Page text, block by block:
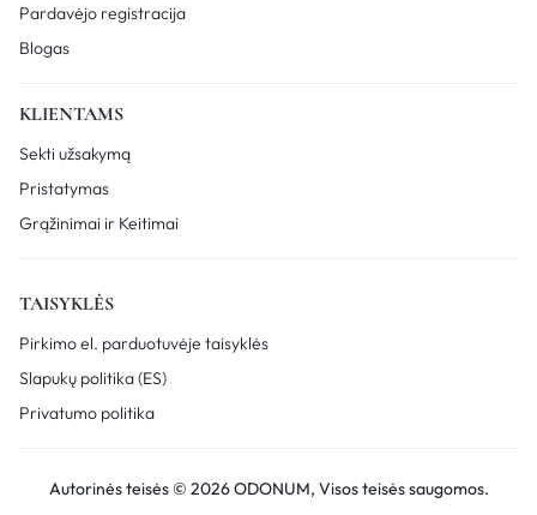
Pardavėjo registracija
Blogas
KLIENTAMS
Sekti užsakymą
Pristatymas
Grąžinimai ir Keitimai
TAISYKLĖS
Pirkimo el. parduotuvėje taisyklės
Slapukų politika (ES)
Privatumo politika
Autorinės teisės © 2026 ODONUM, Visos teisės saugomos.